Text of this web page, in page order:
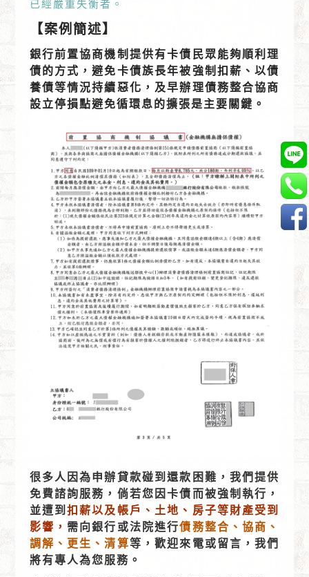
已經嚴重失衡者。
【案例簡述】
銀行前置協商機制提供有卡債民眾能夠順利理
債的方式，避免卡債族長年被強制扣薪、以債
養債等情況持續惡化，及早辦理債務整合協商
設立停損點避免循環息的擴張是主要關鍵。
很多人因為申辦貸款碰到還款困難，我們提供
免費諮詢服務，倘若您因卡債而被強制執行，
並遭到扣薪以及帳戶、土地、房子等財產受到
影響， 需向銀行或法院進行債務整合、協商、
調解、更生、清算等，歡迎來電或留言，我們
將有專人為您服務。